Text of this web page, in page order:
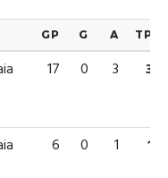
GP G A TP
17 0 3 3
6 0 1 1